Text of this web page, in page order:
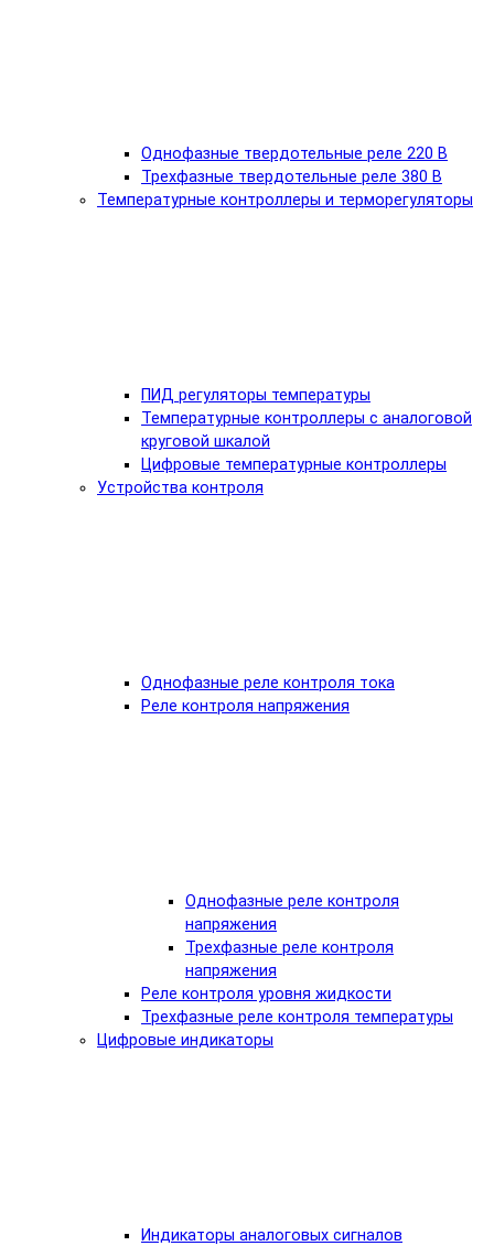
Однофазные твердотельные реле 220 В
Трехфазные твердотельные реле 380 В
Температурные контроллеры и терморегуляторы
ПИД регуляторы температуры
Температурные контроллеры с аналоговой
круговой шкалой
Цифровые температурные контроллеры
Устройства контроля
Однофазные реле контроля тока
Реле контроля напряжения
Однофазные реле контроля
напряжения
Трехфазные реле контроля
напряжения
Реле контроля уровня жидкости
Трехфазные реле контроля температуры
Цифровые индикаторы
Индикаторы аналоговых сигналов